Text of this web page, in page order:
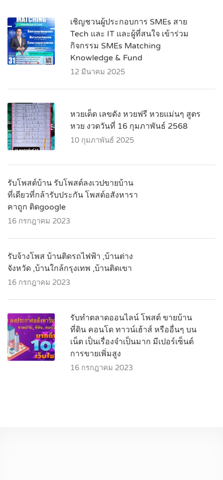
เชิญชวนผู้ประกอบการ SMEs สาย
Tech และ IT และผู้ที่สนใจ เข้าร่วม
กิจกรรม SMEs Matching
Knowledge & Fund
12 มีนาคม 2025
หวยเด็ด เลขดัง หวยฟรี หวยแม่นๆ สูตร
หวย งวดวันที่ 16 กุมภาพันธ์ 2568
10 กุมภาพันธ์ 2025
รับโพสต์บ้าน รับโพสต์ลงเวปขายบ้าน
ที่เดียวที่กล้ารับประกัน โพสต์อสังหารา
คาถูก ติดgoogle
16 กรกฎาคม 2023
รับจ้างโพส บ้านติดรถไฟฟ้า ,บ้านต่าง
จังหวัด ,บ้านใกล้กรุงเทพ ,บ้านติดเขา
16 กรกฎาคม 2023
รับทำตลาดออนไลน์ โพสต์ ขายบ้าน
ที่ดิน คอนโด ทาวน์เฮ้าส์ หรืออื่นๆ บน
เน็ต เป็นเรื่องจำเป็นมาก มีเปอร์เซ็นต์
การขายเพิ่มสูง
16 กรกฎาคม 2023